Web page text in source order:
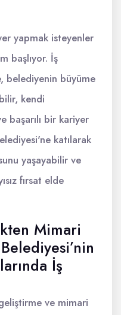
yapmak isteyenler
başlıyor. İş
belediyenin büyüme
kendi
başarılı bir kariyer
katılarak
yaşayabilir ve
fırsat elde
Mimari
İş
ve mimari